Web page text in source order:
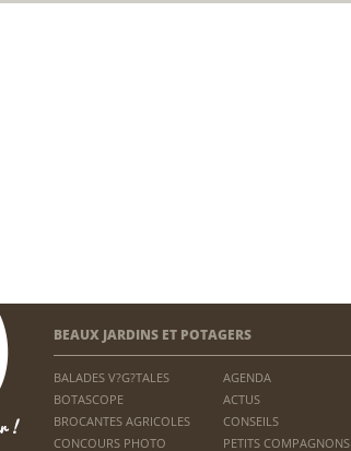
BEAUX JARDINS ET POTAGERS
BALADES V?G?TALES
BOTASCOPE
BROCANTES AGRICOLES
CONCOURS PHOTO
AGENDA
ACTUS
CONSEILS
PETITS COMPAGNONS